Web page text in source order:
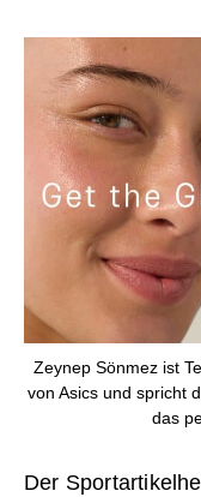
Zeynep Sönmez ist
von Asics und spricht
das
Der